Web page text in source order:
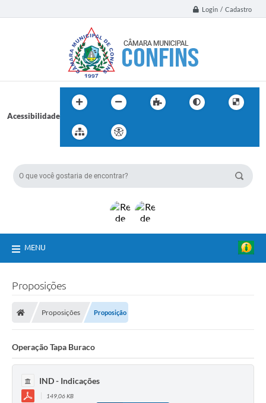
Login / Cadastro
Acessibilidade
MENU
Proposições
Proposições Proposição
Operação Tapa Buraco
IND - Indicações
149,06 KB